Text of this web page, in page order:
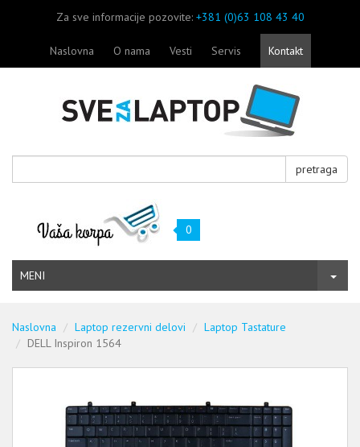
Za sve informacije pozovite: +381 (0)63 108 43 40
Naslovna O nama Vesti Servis Kontakt
pretraga
0
MENI
Naslovna Laptop rezervni delovi
Laptop Tastature
DELL Inspiron 1564